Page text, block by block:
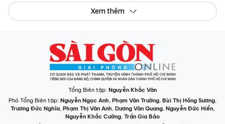
Xem thêm
Tổng Biên tập: Nguyễn Khắc Văn
Phó Tổng Biên tập: Nguyễn Ngọc Anh, Phạm Văn Trường, Bùi Thị Hồng Sương,
Trương Đức Nghĩa, Phạm Thị Vân Anh, Dương Văn Quang, Nguyễn Đức Hiển,
Nguyễn Khắc Cường, Trần Gia Bảo